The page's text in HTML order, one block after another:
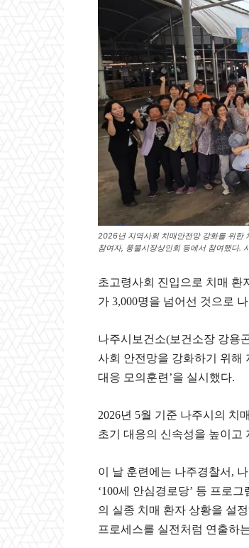
2026년 지역사회 치매안전망 강화를 위한
참여자, 풍물시장상인회 등에서 참여했다.
초고령사회 진입으로 치매 환
가 3,000명을 넘어선 것으로
나주시보건소(보건소장 강용
사회 안전망을 강화하기 위해
대응 모의훈련’을 실시했다.
2026년 5월 기준 나주시의 치
초기 대응의 신속성을 높이고
이 날 훈련에는 나주경찰서,
‘100세 안심경로당’ 등 프로
의 실종 치매 환자 상황을 설
프로세스를 실전처럼 연출하